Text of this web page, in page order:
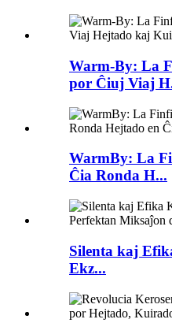
Warm-By: La
por Ĉiuj Viaj
WarmBy: La
Ĉia Ronda H...
Silenta kaj
Ekz...